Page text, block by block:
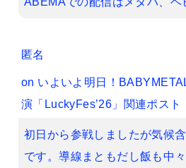
匿名
on いよいよ明日！
演「LuckyFes’26」関連ポスト
初日から参戦しましたが気候
です。導線まともだし飯も中